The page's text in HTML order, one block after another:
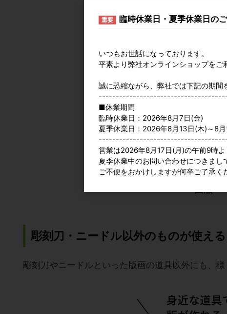
彫刻刀・ニードル以外のものが使える
彫刻刀やニードルといった版画の道具以外にも、
重要 臨時休業日・夏季休業日の
いつもお世話になっております。
平素より弊社オンラインショップをご
誠に恐縮ながら、弊社では下記の期間
■休業期間
臨時休業日：2026年8月7日(金)
夏季休業日：2026年8月13日(木)～8
営業は2026年8月17日(月)の午前9時よ
夏季休業中のお問い合わせにつきまし
ご不便をおかけしますが何卒ご了承く